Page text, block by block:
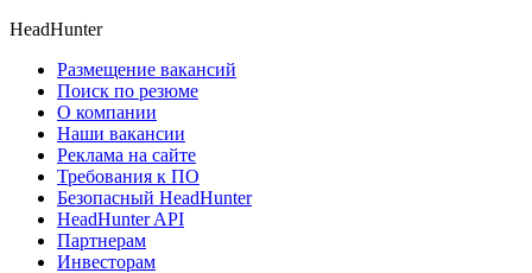
HeadHunter
Размещение вакансий
Поиск по резюме
О компании
Наши вакансии
Реклама на сайте
Требования к ПО
Безопасный HeadHunter
HeadHunter API
Партнерам
Инвесторам